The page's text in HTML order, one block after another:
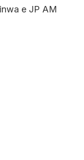
e JP AM